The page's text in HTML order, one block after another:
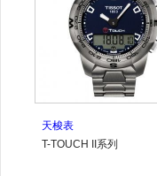
天梭表
T-TOUCH II系列